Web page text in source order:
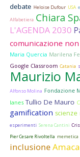
debate Heloise Dufour USA
Alfabetiera Chiara
L'AGENDA 2030
comunicazione
Maria Quercia Marilena
Google Classroom Catania
Maurizio
Alfonso Molina Fondazione
Ianes Tullio De Mauro
gamification scienze
esperimenti Serena Cantini
Pier Cesare Rivoltella memetica
inclusioneAmaca